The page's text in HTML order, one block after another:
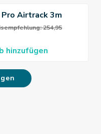
Airtrack 3m
254,95
hinzufügen